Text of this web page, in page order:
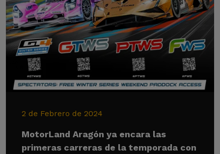
2 de Febrero de 2024
MotorLand Aragón ya encara las
primeras carreras de la temporada con